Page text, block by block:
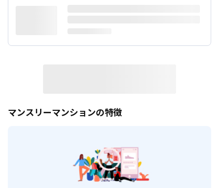
マンスリーマンションの特徴